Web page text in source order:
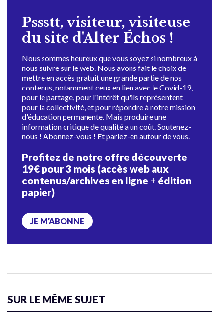
Pssstt, visiteur, visiteuse
du site d'Alter Échos !
Nous sommes heureux que vous soyez si nombreux à
nous suivre sur le web. Nous avons fait le choix de
mettre en accès gratuit une grande partie de nos
contenus, notamment ceux en lien avec le Covid-19,
pour le partage, pour l'intérêt qu'ils représentent
pour la collectivité, et pour répondre à notre mission
d'éducation permanente. Mais produire une
information critique de qualité a un coût. Soutenez-
nous ! Abonnez-vous ! Et parlez-en autour de vous.
Profitez de notre offre découverte
19€ pour 3 mois (accès web aux
contenus/archives en ligne + édition
papier)
JE M’ABONNE
SUR LE MÊME SUJET